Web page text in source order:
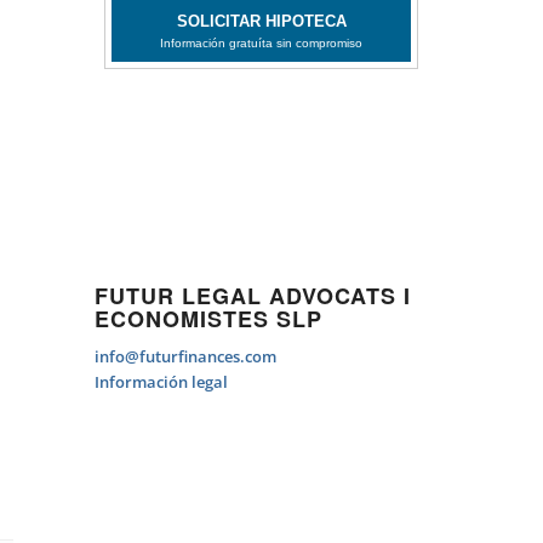
FUTUR LEGAL ADVOCATS I
ECONOMISTES SLP
info@futurfinances.com
Información legal